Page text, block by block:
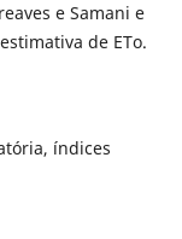
e Samani e
de ETo.
índices